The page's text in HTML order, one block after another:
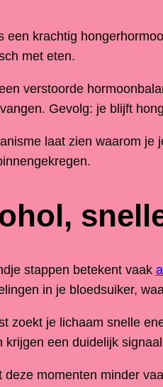
een krachtig
met eten.
verstoorde
Gevolg: je blijft
laat zien waarom je
stappen betekent vaak
in je bloedsuiker,
zoekt je lichaam snelle
krijgen een duidelijk
deze momenten minder